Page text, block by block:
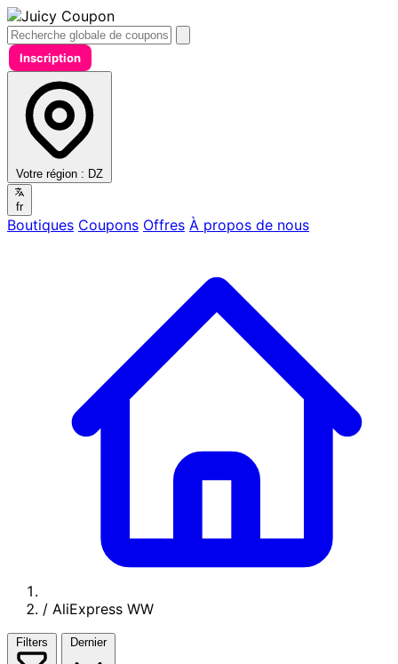
Inscription
Votre région : DZ
fr
Boutiques Coupons Offres À propos de nous
/ AliExpress WW
Filters Dernier